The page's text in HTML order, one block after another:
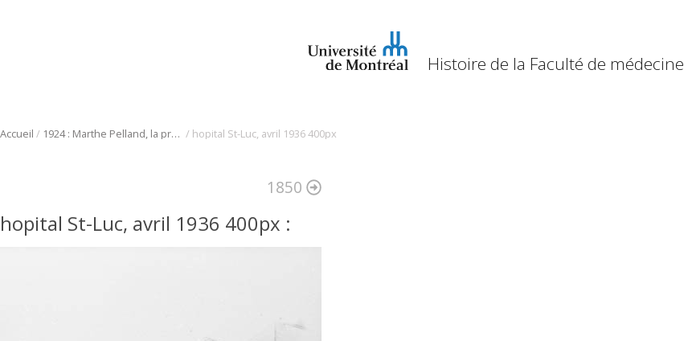
Histoire de la Faculté de médecine
Accueil / 1924 : Marthe Pelland, la première Québécoise francophone admise à l’étude de la médecine / hopital St-Luc, avril 1936 400px
1850
hopital St-Luc, avril 1936 400px :